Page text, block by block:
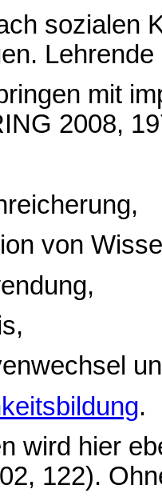
sozialen
mit
2008,
von
.
wird hier
122).